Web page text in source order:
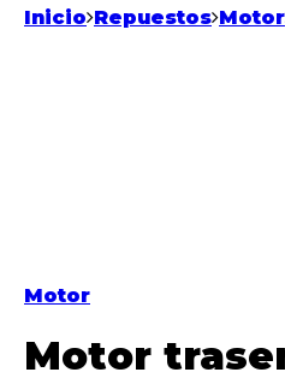
Inicio Repuestos Motor
Motor
Motor